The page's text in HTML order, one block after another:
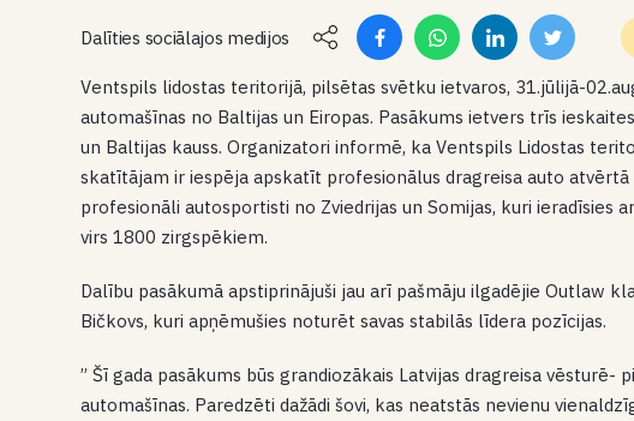
Dalīties sociālajos medijos
Ventspils lidostas teritorijā, pilsētas svētku ietvaros, 31.jūlijā-
automašīnas no Baltijas un Eiropas. Pasākums ietvers trīs
un Baltijas kauss. Organizatori informē, ka Ventspils Lidostas
skatītājam ir iespēja apskatīt profesionālus dragreisa auto atvērtā
profesionāli autosportisti no Zviedrijas un Somijas, kuri ieradīsies
virs 1800 zirgspēkiem.
Dalību pasākumā apstiprinājuši jau arī pašmāju ilgadējie Outlaw
Bičkovs, kuri apņēmušies noturēt savas stabilās līdera pozīcijas.
” Šī gada pasākums būs grandiozākais Latvijas dragreisa vēsturē-
automašīnas. Paredzēti dažādi šovi, kas neatstās nevienu